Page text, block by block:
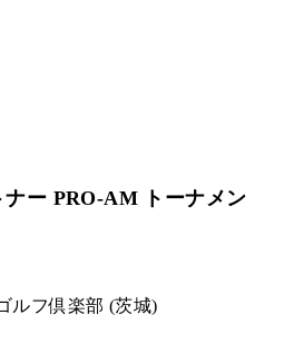
ナー PRO-AM トーナメン
ルフ倶楽部 (茨城)